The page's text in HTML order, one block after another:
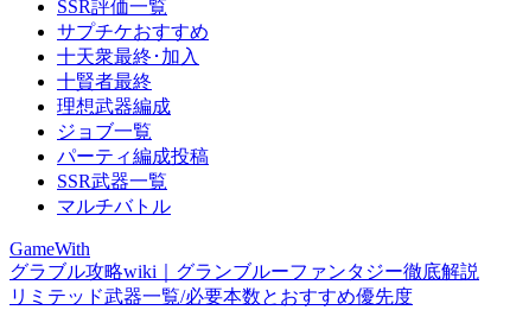
SSR評価一覧
サプチケおすすめ
十天衆最終･加入
十賢者最終
理想武器編成
ジョブ一覧
パーティ編成投稿
SSR武器一覧
マルチバトル
GameWith
グラブル攻略wiki｜グランブルーファンタジー徹底解説
リミテッド武器一覧/必要本数とおすすめ優先度